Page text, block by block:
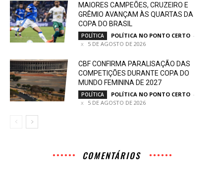
MAIORES CAMPEÕES, CRUZEIRO E
GRÊMIO AVANÇAM ÀS QUARTAS DA
COPA DO BRASIL
POLÍTICA POLÍTICA NO PONTO CERTO -
5 DE AGOSTO DE 2026
CBF CONFIRMA PARALISAÇÃO DAS
COMPETIÇÕES DURANTE COPA DO
MUNDO FEMININA DE 2027
POLÍTICA POLÍTICA NO PONTO CERTO -
5 DE AGOSTO DE 2026
COMENTÁRIOS